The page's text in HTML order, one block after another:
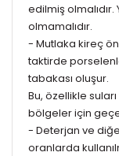
edilmiş olmalıdır.
olmamalıdır.
- Mutlaka kireç
taktirde
tabakası oluşur.
Bu, özellikle
bölgeler için
- Deterjan ve
oranlarda